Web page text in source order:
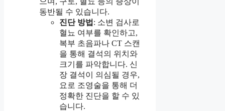
동반될 수 있습니다.
진단 방법 : 소변 검사로
혈뇨 여부를 확인하고,
복부 초음파나 CT 스캔
을 통해 결석의 위치와
크기를 파악합니다. 신
장 결석이 의심될 경우,
요로 조영술을 통해 더
정확한 진단을 할 수 있
습니다.